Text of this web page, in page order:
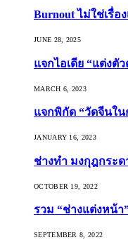
Burnout ไม่ใช่เรื่อ
JUNE 28, 2025
แจกไอเดีย “แต่งตั
MARCH 6, 2023
แจกพิกัด “วัดจีนใน
JANUARY 16, 2023
ช่างทำ มงกุฎกระ
OCTOBER 19, 2022
รวม “ช่างแต่งหน้า
SEPTEMBER 8, 2022